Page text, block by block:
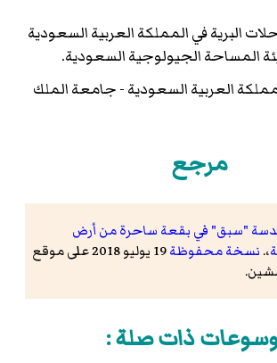
البرية في المملكة العربية السعودية
المساحة الجيولوجية السعودية.
العربية السعودية - جامعة الملك
مرجع
"سبق" في بقعة ساحرة من أرض
،. نسخة محفوظة
19 يوليو 2018 على موقع
ذات صلة :